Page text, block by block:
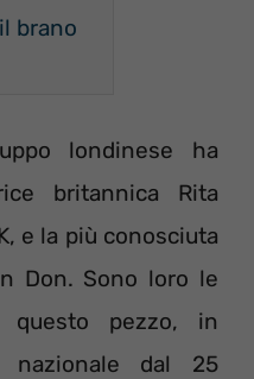
brano
londinese ha
britannica Rita
e la più conosciuta
Don. Sono loro le
questo pezzo, in
nazionale dal 25